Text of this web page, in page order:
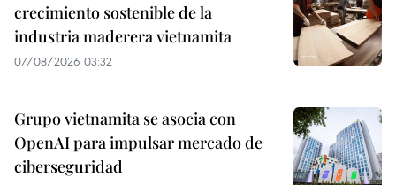
crecimiento sostenible de la
industria maderera vietnamita
07/08/2026 03:32
Grupo vietnamita se asocia con
OpenAI para impulsar mercado de
ciberseguridad